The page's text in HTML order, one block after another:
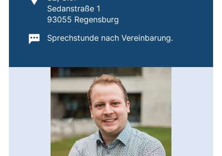
Sedanstraße 1
93055 Regensburg
Wichtige Informationen:
Sprechstunde nach Vereinbarung.